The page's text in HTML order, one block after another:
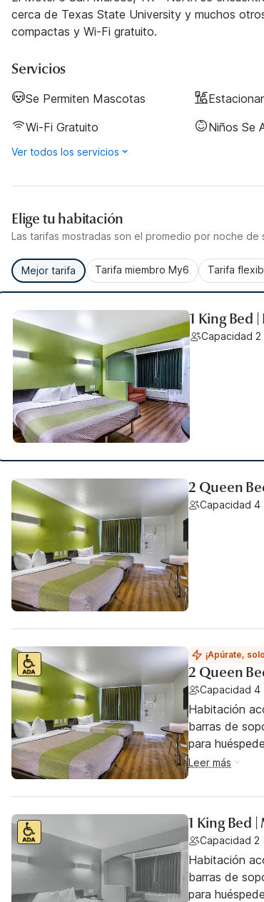
cerca de Texas State University y muchos
compactas y Wi-Fi gratuito.
Servicios
Se Permiten Mascotas
Wi-Fi Gratuito
Niños Se
Ver todos los servicios
Elige tu habitación
Las tarifas mostradas son el promedio por noche
Mejor tarifa Tarifa miembro My6 Tarifa
1 King Bed
Capacidad 2
2 Queen
Capacidad 4
¡Apúrate,
2 Queen
Capacidad 4
Habitación
barras de
para
Leer más
1 King Bed
Capacidad 2
Habitación
barras de
para